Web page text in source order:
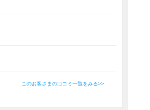
このお客さまの口コミ一覧をみる>>